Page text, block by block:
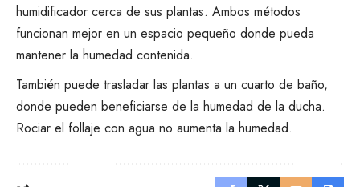
humidificador cerca de sus plantas. Ambos métodos
funcionan mejor en un espacio pequeño donde pueda
mantener la humedad contenida.
También puede trasladar las plantas a un cuarto de baño,
donde pueden beneficiarse de la humedad de la ducha.
Rociar el follaje con agua no aumenta la humedad.